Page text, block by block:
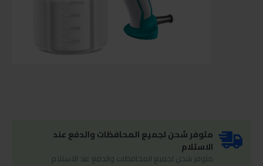
متوفر شحن لجميع المحافظات والدفع عند
الاستلام
متوفر شحن لجميع المحافظات والدفع عند الاستلام